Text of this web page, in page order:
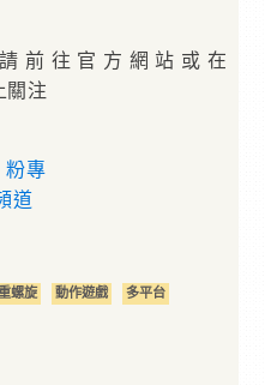
前往官方網站或在
注
專
道
螺旋 動作遊戲
多平台